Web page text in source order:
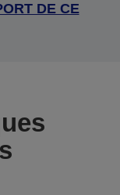
DE CE